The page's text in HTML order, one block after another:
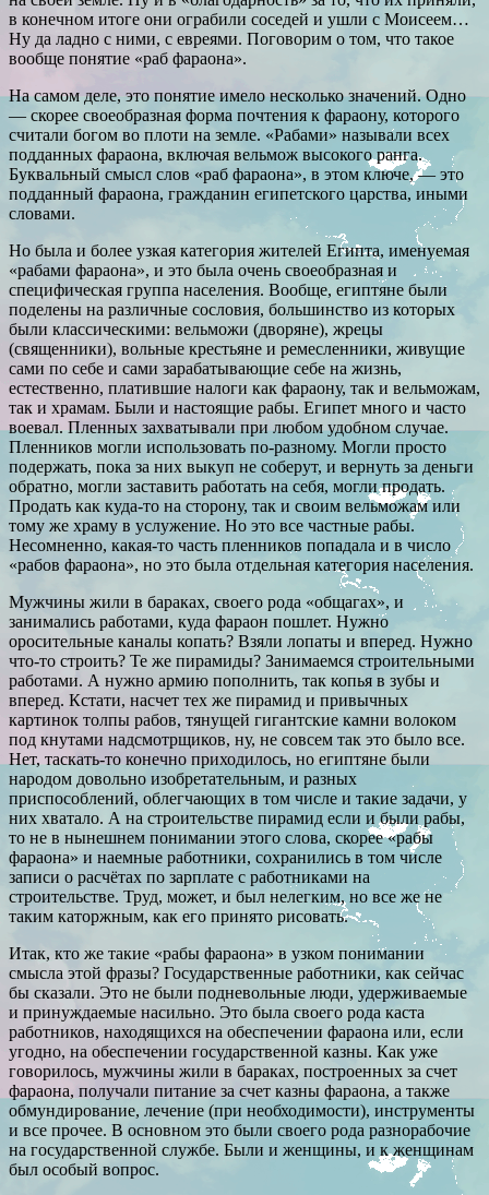
в конечном итоге они ограбили соседей и ушли с Моисеем…
Ну да ладно с ними, с евреями. Поговорим о том, что такое
вообще понятие «раб фараона».
На самом деле, это понятие имело несколько значений. Одно
— скорее своеобразная форма почтения к фараону, которого
считали богом во плоти на земле. «Рабами» называли всех
подданных фараона, включая вельмож высокого ранга.
Буквальный смысл слов «раб фараона», в этом ключе, — это
подданный фараона, гражданин египетского царства, иными
словами.
Но была и более узкая категория жителей Египта, именуемая
«рабами фараона», и это была очень своеобразная и
специфическая группа населения. Вообще, египтяне были
поделены на различные сословия, большинство из которых
были классическими: вельможи (дворяне), жрецы
(священники), вольные крестьяне и ремесленники, живущие
сами по себе и сами зарабатывающие себе на жизнь,
естественно, платившие налоги как фараону, так и вельможам,
так и храмам. Были и настоящие рабы. Египет много и часто
воевал. Пленных захватывали при любом удобном случае.
Пленников могли использовать по-разному. Могли просто
подержать, пока за них выкуп не соберут, и вернуть за деньги
обратно, могли заставить работать на себя, могли продать.
Продать как куда-то на сторону, так и своим вельможам или
тому же храму в услужение. Но это все частные рабы.
Несомненно, какая-то часть пленников попадала и в число
«рабов фараона», но это была отдельная категория населения.
Мужчины жили в бараках, своего рода «общагах», и
занимались работами, куда фараон пошлет. Нужно
оросительные каналы копать? Взяли лопаты и вперед. Нужно
что-то строить? Те же пирамиды? Занимаемся строительными
работами. А нужно армию пополнить, так копья в зубы и
вперед. Кстати, насчет тех же пирамид и привычных
картинок толпы рабов, тянущей гигантские камни волоком
под кнутами надсмотрщиков, ну, не совсем так это было все.
Нет, таскать-то конечно приходилось, но египтяне были
народом довольно изобретательным, и разных
приспособлений, облегчающих в том числе и такие задачи, у
них хватало. А на строительстве пирамид если и были рабы,
то не в нынешнем понимании этого слова, скорее «рабы
фараона» и наемные работники, сохранились в том числе
записи о расчётах по зарплате с работниками на
строительстве. Труд, может, и был нелегким, но все же не
таким каторжным, как его принято рисовать.
Итак, кто же такие «рабы фараона» в узком понимании
смысла этой фразы? Государственные работники, как сейчас
бы сказали. Это не были подневольные люди, удерживаемые
и принуждаемые насильно. Это была своего рода каста
работников, находящихся на обеспечении фараона или, если
угодно, на обеспечении государственной казны. Как уже
говорилось, мужчины жили в бараках, построенных за счет
фараона, получали питание за счет казны фараона, а также
обмундирование, лечение (при необходимости), инструменты
и все прочее. В основном это были своего рода разнорабочие
на государственной службе. Были и женщины, и к женщинам
был особый вопрос.